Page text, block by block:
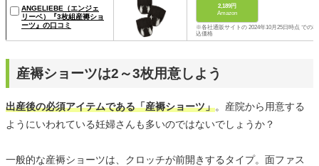
ANGELIEBE（エンジェ
リーベ）『3枚組産褥ショ
ーツ』の口コミ
2,189円
Amazon
※各社通販サイトの 2024年10月25日時点 での税
込価格
産褥ショーツは2～3枚用意しよう
出産後の必須アイテムである「産褥ショーツ」。産院から用意する
ようにいわれている妊婦さんも多いのではないでしょうか？
一般的な産褥ショーツは、クロッチが前開きするタイプ。面ファス